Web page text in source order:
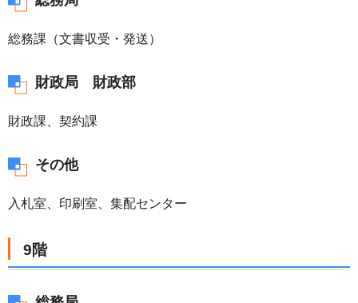
総務課（文書収受・発送）
財政局 財政部
財政課、契約課
その他
入札室、印刷室、集配センター
9階